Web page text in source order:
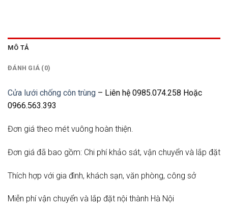
MÔ TẢ
ĐÁNH GIÁ (0)
Cửa lưới chống côn trùng – Liên hệ 0985.074.258 Hoặc
0966.563.393
Đơn giá theo mét vuông hoàn thiện.
Đơn giá đã bao gồm: Chi phí khảo sát, vận chuyển và lắp đặt
Thích hợp với gia đình, khách sạn, văn phòng, công sở
Miễn phí vận chuyển và lắp đặt nội thành Hà Nội